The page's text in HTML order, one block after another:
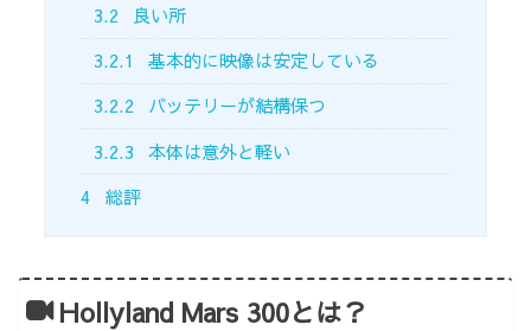
3.2
良い所
3.2.1
基本的に映像は安定している
3.2.2
バッテリーが結構保つ
3.2.3
本体は意外と軽い
4
総評
Hollyland Mars 300とは？